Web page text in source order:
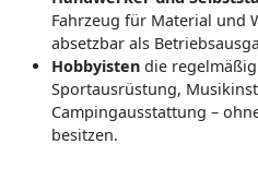
Fahrzeug für Material und
absetzbar als
Hobbyisten die
Sportausrüstung,
Campingausstattung –
besitzen.